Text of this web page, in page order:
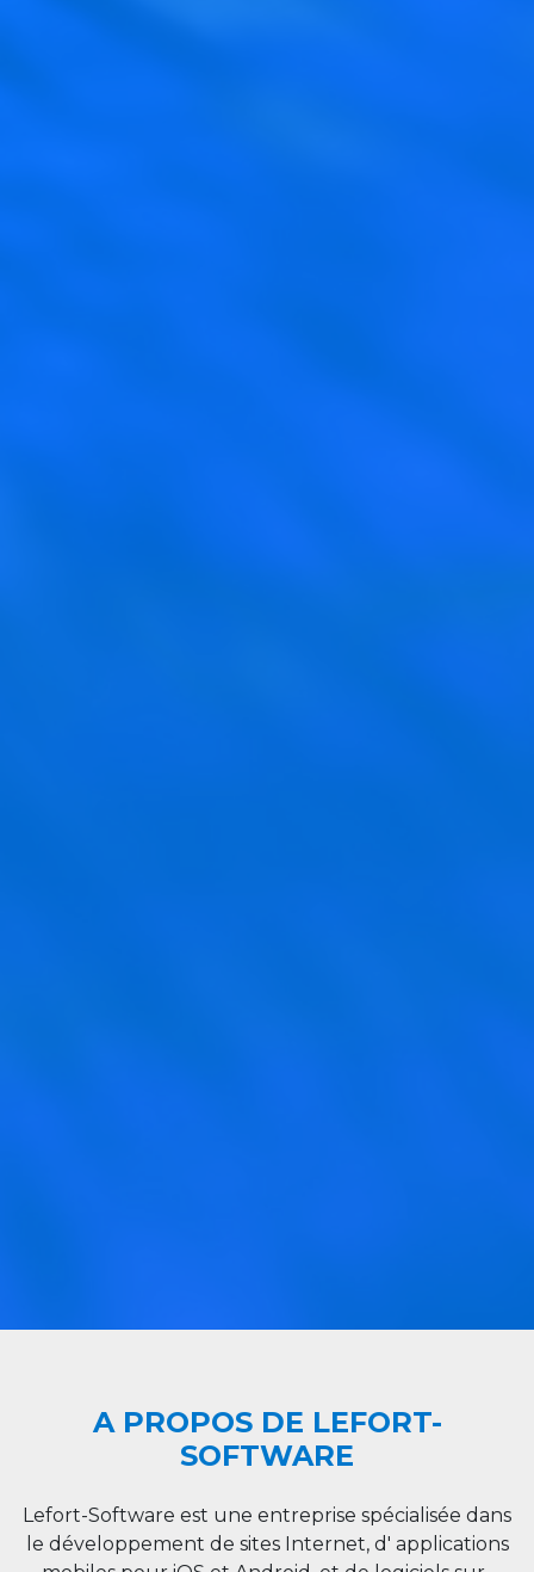
A PROPOS DE LEFORT-
SOFTWARE
Lefort-Software est une entreprise spécialisée dans
le développement de sites Internet, d' applications